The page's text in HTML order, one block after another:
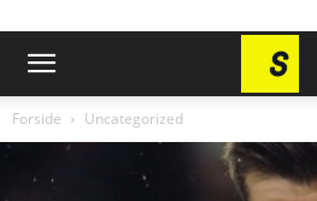
Forside Uncategorized